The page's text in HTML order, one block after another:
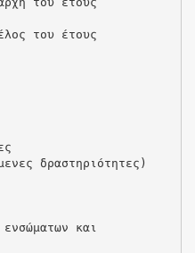
του έτους
δραστηριότητες)
και